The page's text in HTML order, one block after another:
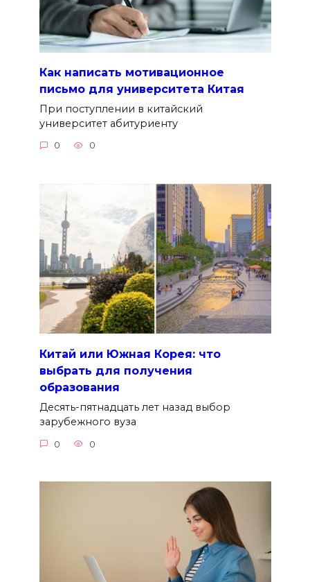
Как написать мотивационное
письмо для университета Китая
При поступлении в китайский
университет абитуриенту
0 0
Китай или Южная Корея: что
выбрать для получения
образования
Десять-пятнадцать лет назад выбор
зарубежного вуза
0 0